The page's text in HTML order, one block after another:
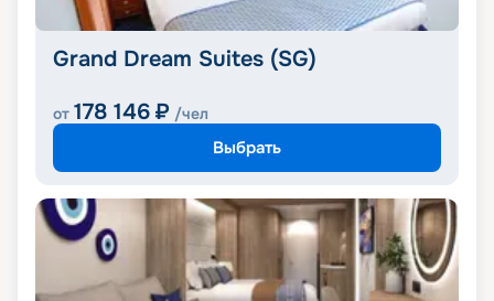
Grand Dream Suites (SG)
от 178 146 ₽ /чел
Выбрать